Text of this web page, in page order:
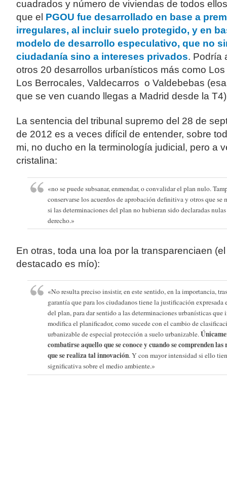
cuadrados y número de viviendas de todos
que el PGOU fue desarrollado en base a
irregulares, al incluir suelo protegido, y en
modelo de desarrollo especulativo, que no
ciudadanía sino a intereses privados. Podría
otros 20 desarrollos urbanísticos más como
Los Berrocales, Valdecarros o Valdebebas
que se ven cuando llegas a Madrid desde la
La sentencia del tribunal supremo del 28 de
de 2012 es a veces difícil de entender, sobre
mi, no ducho en la terminología judicial, pero a
cristalina:
«no se puede subsanar, enmendar, o convalidar el plan nulo.
conservarse los acuerdos de aprobación definitiva y otros que se
si las determinaciones del plan no hubieran sido declaradas
derecho.»
En otras, toda una loa por la transparenciaen (el
destacado es mío):
«No resulta preciso insistir, en este sentido, en la importancia,
garantía que para los ciudadanos tiene la justificación expresada
del plan, para dar sentido a las determinaciones urbanísticas que
modifica el planificador, como sucede con el cambio de
urbanizable de especial protección a suelo urbanizable.
combatirse aquello que se conoce y cuando se comprenden las
que se realiza tal innovación. Y con mayor intensidad si ello
significativa sobre el medio ambiente.»